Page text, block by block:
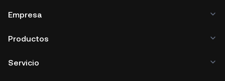
Empresa
Productos
Servicio